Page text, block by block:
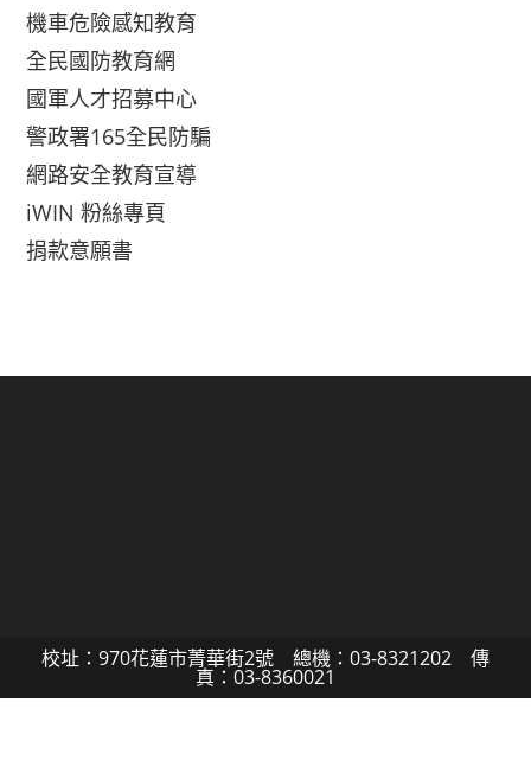
機車危險感知教育
全民國防教育網
國軍人才招募中心
警政署165全民防騙
網路安全教育宣導
iWIN 粉絲專頁
捐款意願書
校址：970花蓮市菁華街2號 總機：03-8321202 傳
真：03-8360021